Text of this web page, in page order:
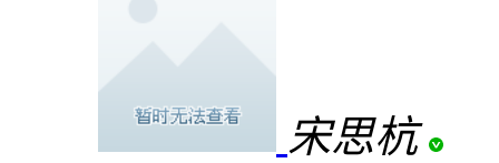
宋思杭